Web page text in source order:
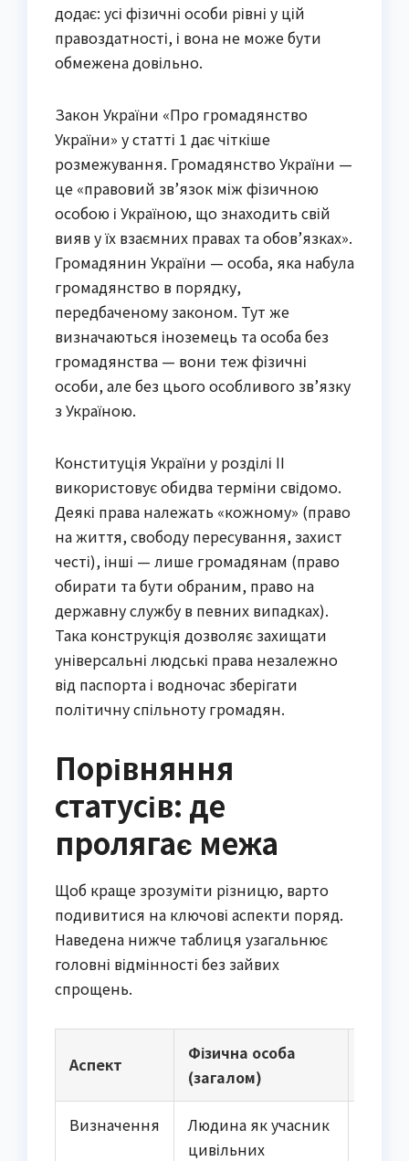
додає: усі фізичні особи рівні у цій
правоздатності, і вона не може бути
обмежена довільно.
Закон України «Про громадянство
України» у статті 1 дає чіткіше
розмежування. Громадянство України —
це «правовий зв’язок між фізичною
особою і Україною, що знаходить свій
вияв у їх взаємних правах та обов’язках».
Громадянин України — особа, яка набула
громадянство в порядку,
передбаченому законом. Тут же
визначаються іноземець та особа без
громадянства — вони теж фізичні
особи, але без цього особливого зв’язку
з Україною.
Конституція України у розділі II
використовує обидва терміни свідомо.
Деякі права належать «кожному» (право
на життя, свободу пересування, захист
честі), інші — лише громадянам (право
обирати та бути обраним, право на
державну службу в певних випадках).
Така конструкція дозволяє захищати
універсальні людські права незалежно
від паспорта і водночас зберігати
політичну спільноту громадян.
Порівняння
статусів: де
пролягає межа
Щоб краще зрозуміти різницю, варто
подивитися на ключові аспекти поряд.
Наведена нижче таблиця узагальнює
головні відмінності без зайвих
спрощень.
Аспект
Фізична особа
(загалом)
Визначення
Людина як учасник
цивільних